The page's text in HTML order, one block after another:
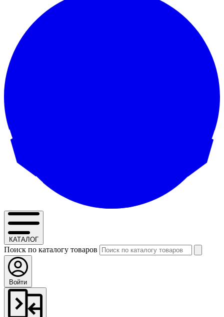
КАТАЛОГ
Поиск по каталогу товаров
Войти